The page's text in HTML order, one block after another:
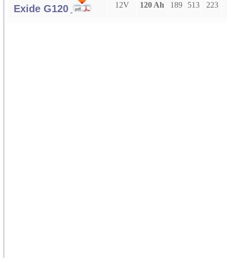
Exide G120 12V 120 Ah 189 513 223